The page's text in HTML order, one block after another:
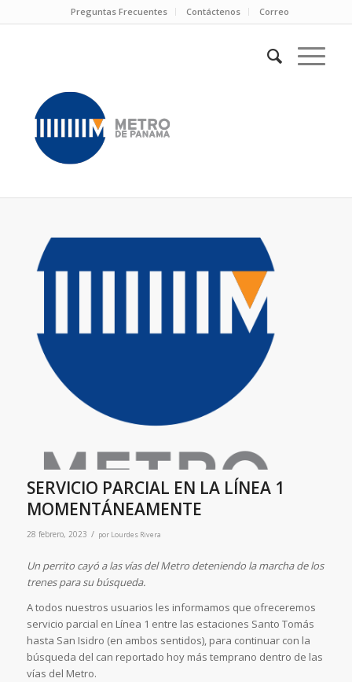
Preguntas Frecuentes Contáctenos Correo
SERVICIO PARCIAL EN LA LÍNEA 1
MOMENTÁNEAMENTE
28 febrero, 2023 / por Lourdes Rivera
Un perrito cayó a las vías del Metro deteniendo la marcha de los
trenes para su búsqueda.
A todos nuestros usuarios les informamos que ofreceremos
servicio parcial en Línea 1 entre las estaciones Santo Tomás
hasta San Isidro (en ambos sentidos), para continuar con la
búsqueda del can reportado hoy más temprano dentro de las
vías del Metro.